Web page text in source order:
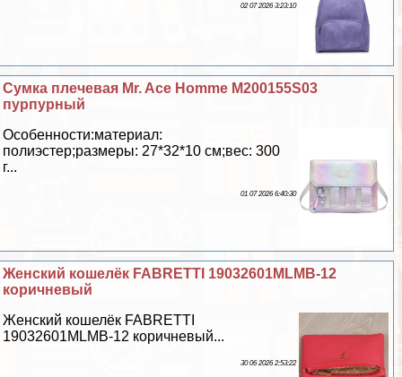
02 07 2026 3:23:10
Сумка плечевая Mr. Ace Homme M200155S03
пурпурный
Особенности:материал:
полиэстер;размеры: 27*32*10 см;вес: 300
г...
01 07 2026 6:40:30
Женский кошелёк FABRETTI 19032601MLMB-12
коричневый
Женский кошелёк FABRETTI
19032601MLMB-12 коричневый...
30 06 2026 2:53:22